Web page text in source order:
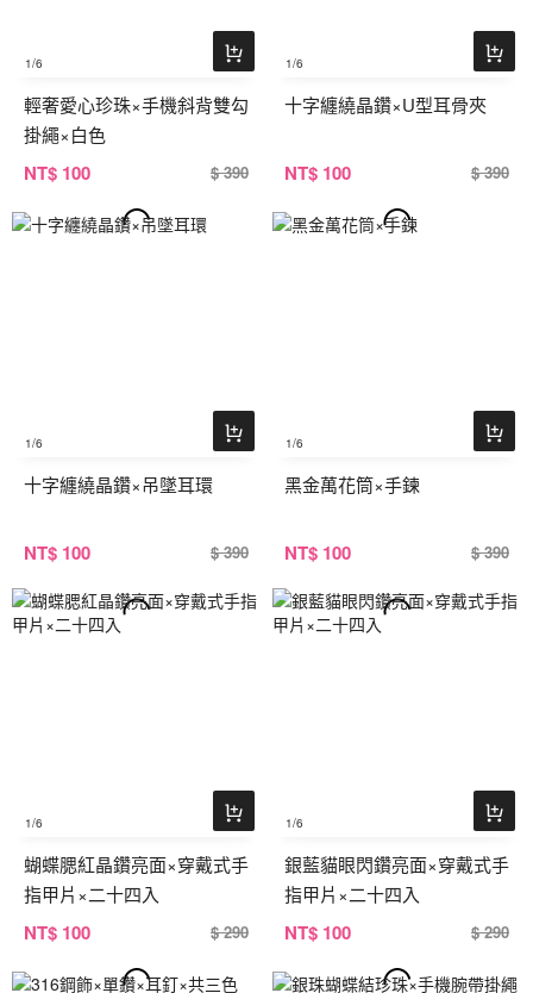
1/6
輕奢愛心珍珠×手機斜背雙勾
掛繩×白色
NT$ 100 $ 390
1/6
十字纏繞晶鑽×U型耳骨夾
NT$ 100 $ 390
1/6
十字纏繞晶鑽×吊墜耳環
NT$ 100 $ 390
1/6
黑金萬花筒×手鍊
NT$ 100 $ 390
1/6
蝴蝶腮紅晶鑽亮面×穿戴式手
指甲片×二十四入
NT$ 100 $ 290
1/6
銀藍貓眼閃鑽亮面×穿戴式手
指甲片×二十四入
NT$ 100 $ 290